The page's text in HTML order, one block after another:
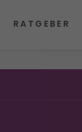
RATGEBER